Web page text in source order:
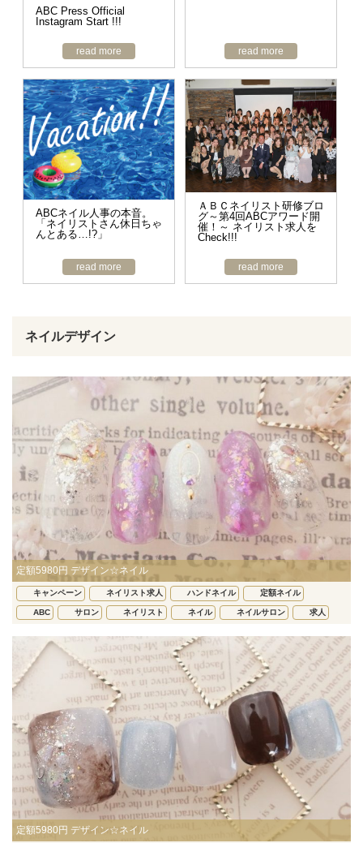
ABC Press Official
Instagram Start !!!
read more read more
ABCネイル人事の本音。
「ネイリストさん休日ちゃ
んとある…!?」
read more
ＡＢＣネイリスト研修ブロ
グ～第4回ABCアワード開
催！～ ネイリスト求人を
Check!!!
read more
ネイルデザイン
定額5980円 デザイン☆ネイル
キャンペーン ネイリスト求人 ハンドネイル 定額ネイル
ABC サロン ネイリスト ネイル ネイルサロン 求人
定額5980円 デザイン☆ネイル